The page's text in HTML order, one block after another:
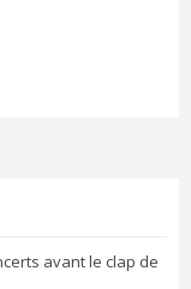
avant le clap de